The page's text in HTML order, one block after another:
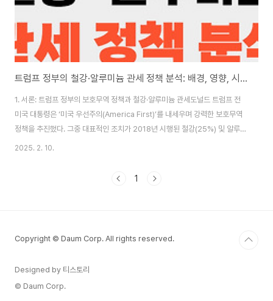
트럼프 정부의 철강·알루미늄 관세 정책 분석: 배경, 영향, 시사점
1. 서론: 트럼프 정부의 보호무역 정책과 철강·알루미늄 관세도널드 트럼프 전
미국 대통령은 ‘미국 우선주의(America First)’를 내세우며 강력한 보호무역
정책을 추진했다. 그중 대표적인 조치가 2018년 시행된 철강(25%) 및 알루
미늄(10%) 관세 부과다. 이 정책은 무역 불균형을 해소하고 자국 산업을 보호
2025. 2. 10.
1
Copyright © Daum Corp. All rights reserved.
Designed by 티스토리
© Daum Corp.